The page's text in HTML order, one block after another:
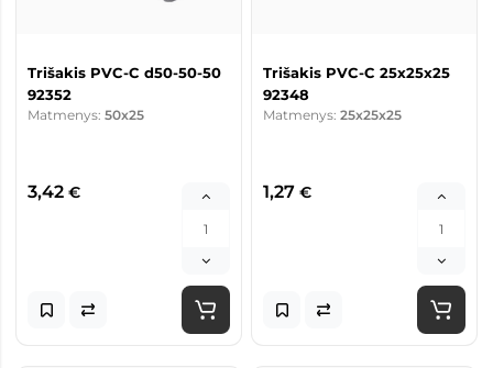
Trišakis PVC-C d50-50-50
92352
Matmenys: 50x25
3,42 €
Trišakis PVC-C 25x25x25
92348
Matmenys: 25x25x25
1,27 €